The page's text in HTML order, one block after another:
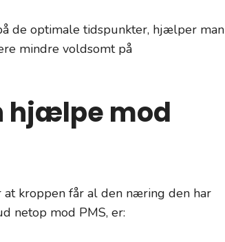
de optimale tidspunkter, hjælper man
mindre voldsomt på
hjælpe mod
kroppen får al den næring den har
netop mod PMS, er: